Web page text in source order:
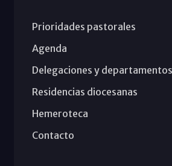
Prioridades pastorales
Agenda
Delegaciones y departamentos
Residencias diocesanas
Hemeroteca
Contacto